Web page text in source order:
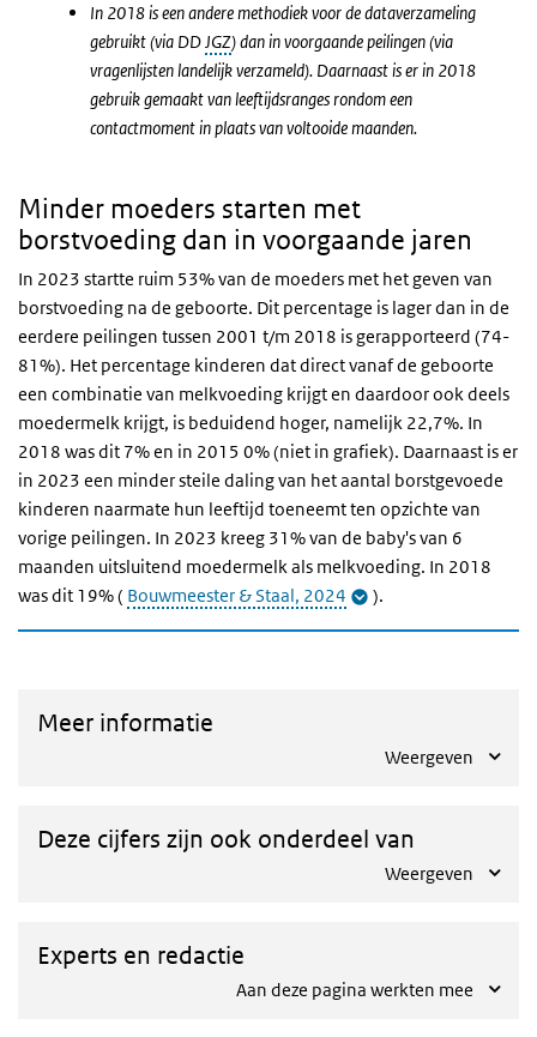
In 2018 is een andere methodiek voor de dataverzameling
gebruikt (via DDJGZ) dan in voorgaande peilingen (via
vragenlijsten landelijk verzameld). Daarnaast is er in 2018
gebruik gemaakt van leeftijdsranges rondom een
contactmoment in plaats van voltooide maanden.
Minder moeders starten met
borstvoeding dan in voorgaande jaren
In 2023 startte ruim 53% van de moeders met het geven van
borstvoeding na de geboorte. Dit percentage is lager dan in de
eerdere peilingen tussen 2001 t/m 2018 is gerapporteerd (74-
81%). Het percentage kinderen dat direct vanaf de geboorte
een combinatie van melkvoeding krijgt en daardoor ook deels
moedermelk krijgt, is beduidend hoger, namelijk 22,7%. In
2018 was dit 7% en in 2015 0% (niet in grafiek). Daarnaast is er
in 2023 een minder steile daling van het aantal borstgevoede
kinderen naarmate hun leeftijd toeneemt ten opzichte van
vorige peilingen. In 2023 kreeg 31% van de baby's van 6
maanden uitsluitend moedermelk als melkvoeding. In 2018
was dit 19% ( Bouwmeester & Staal, 2024 ).
Meer informatie
Weergeven
Deze cijfers zijn ook onderdeel van
Weergeven
Experts en redactie
Aan deze pagina werkten mee